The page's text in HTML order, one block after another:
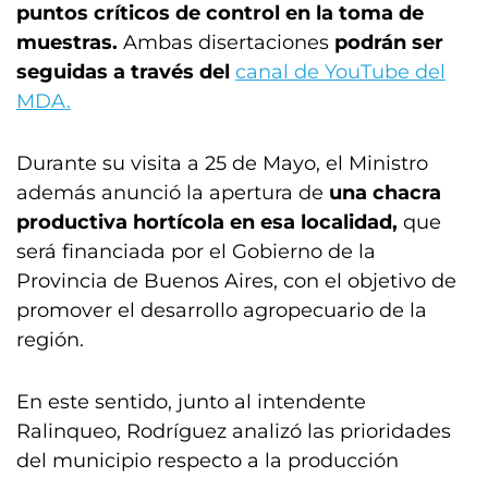
puntos críticos de control en la toma de
muestras. Ambas disertaciones podrán ser
seguidas a través del canal de YouTube del
MDA.
Durante su visita a 25 de Mayo, el Ministro
además anunció la apertura de una chacra
productiva hortícola en esa localidad, que
será financiada por el Gobierno de la
Provincia de Buenos Aires, con el objetivo de
promover el desarrollo agropecuario de la
región.
En este sentido, junto al intendente
Ralinqueo, Rodríguez analizó las prioridades
del municipio respecto a la producción